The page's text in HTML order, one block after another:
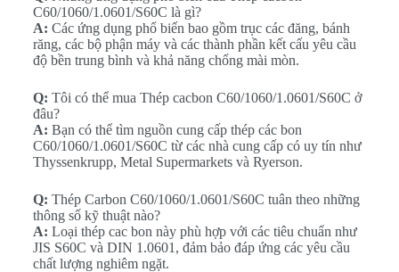
C60/1060/1.0601/S60C là gì?
A: Các ứng dụng phổ biến bao gồm trục các đăng, bánh
răng, các bộ phận máy và các thành phần kết cấu yêu cầu
độ bền trung bình và khả năng chống mài mòn.
Q: Tôi có thể mua Thép cacbon C60/1060/1.0601/S60C ở
đâu?
A: Bạn có thể tìm nguồn cung cấp thép các bon
C60/1060/1.0601/S60C từ các nhà cung cấp có uy tín như
Thyssenkrupp, Metal Supermarkets và Ryerson.
Q: Thép Carbon C60/1060/1.0601/S60C tuân theo những
thông số kỹ thuật nào?
A: Loại thép cac bon này phù hợp với các tiêu chuẩn như
JIS S60C và DIN 1.0601, đảm bảo đáp ứng các yêu cầu
chất lượng nghiêm ngặt.